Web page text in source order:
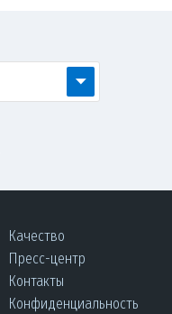
Качество
Пресс-центр
Контакты
Конфиденциальность